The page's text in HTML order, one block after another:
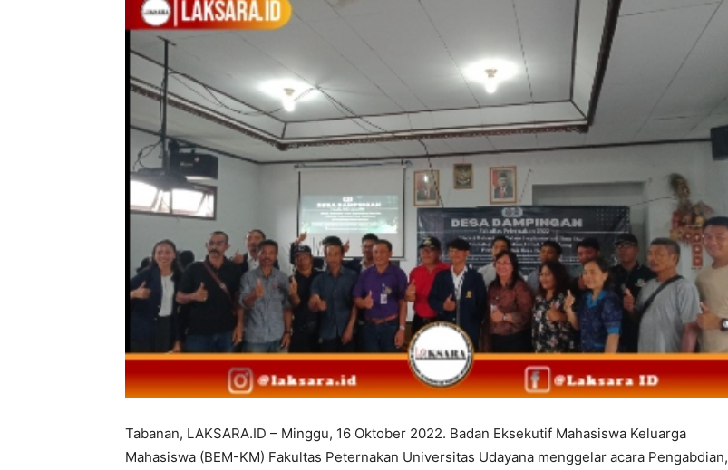
Tabanan, LAKSARA.ID – Minggu, 16 Oktober 2022. Badan Eksekutif Mahasiswa Keluarga
Mahasiswa (BEM-KM) Fakultas Peternakan Universitas Udayana menggelar acara Pengabdian,